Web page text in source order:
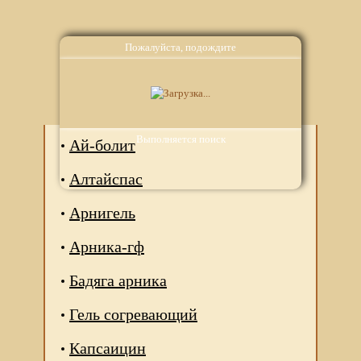
Пожалуйста, подождите
Выполняется поиск
Аналоги
Ай-болит
Алтайспас
Арнигель
Арника-гф
Бадяга арника
Гель согревающий
Капсаицин